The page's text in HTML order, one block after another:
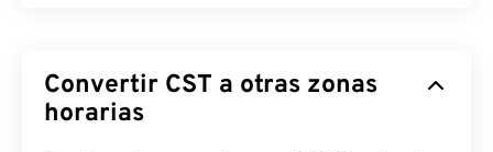
Convertir CST a otras zonas
horarias